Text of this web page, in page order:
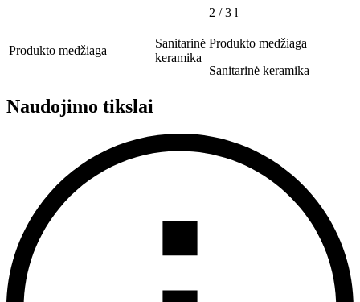
2 / 3 l
Produkto medžiaga
Sanitarinė
keramika
Produkto medžiaga
Sanitarinė keramika
Naudojimo tikslai